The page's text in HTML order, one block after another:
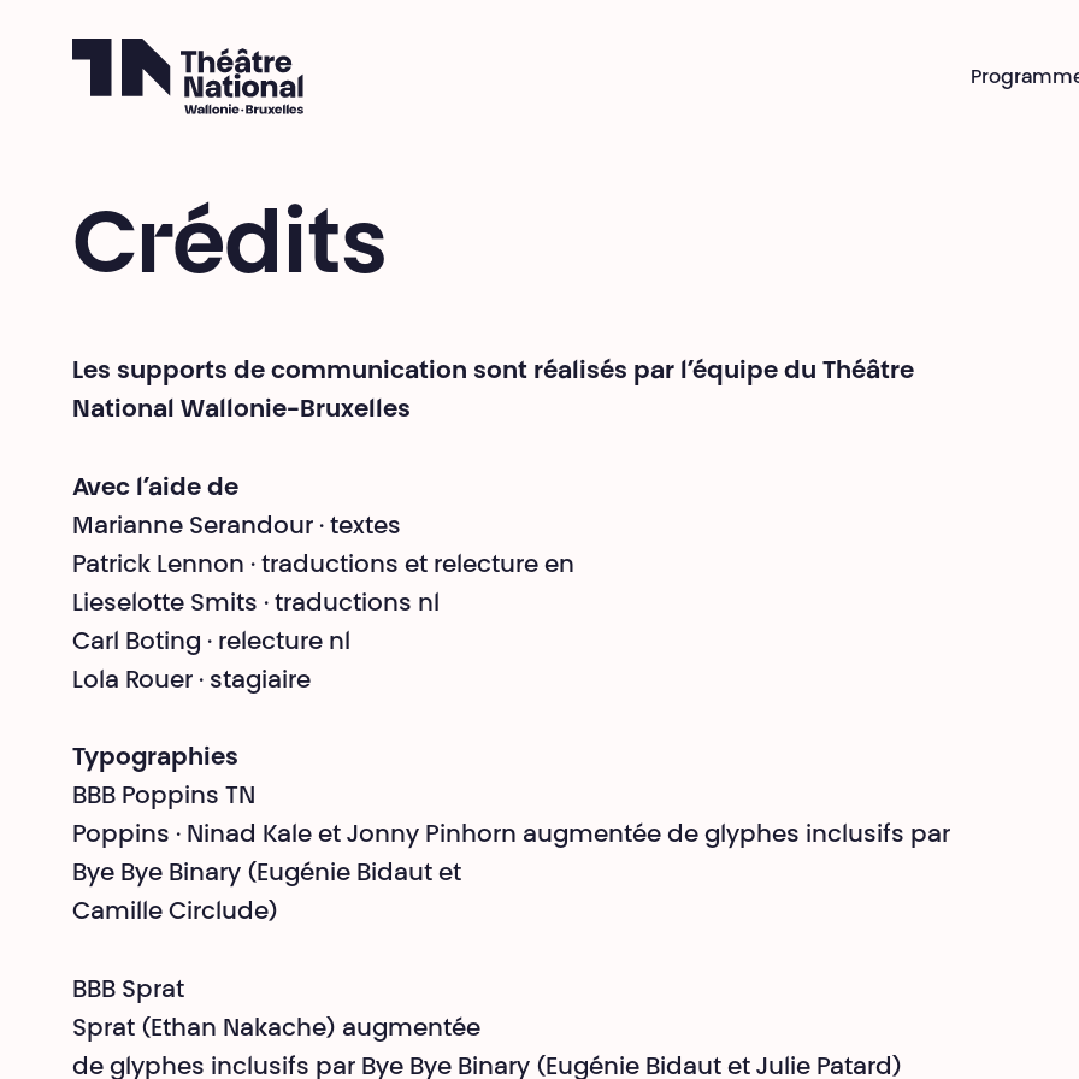
Crédits
Les supports de communication sont réalisés par l’équipe du Théâtre
National Wallonie-Bruxelles
Avec l’aide de
Marianne Serandour · textes
Patrick Lennon · traductions et relecture en
Lieselotte Smits · traductions nl
Carl Boting · relecture nl
Lola Rouer · stagiaire
Typographies
BBB Poppins TN
Poppins · Ninad Kale et Jonny Pinhorn augmentée de glyphes inclusifs par
Bye Bye Binary (Eugénie Bidaut et
Camille Circlude)
BBB Sprat
Sprat (Ethan Nakache) augmentée
de glyphes inclusifs par Bye Bye Binary (Eugénie Bidaut et Julie Patard)